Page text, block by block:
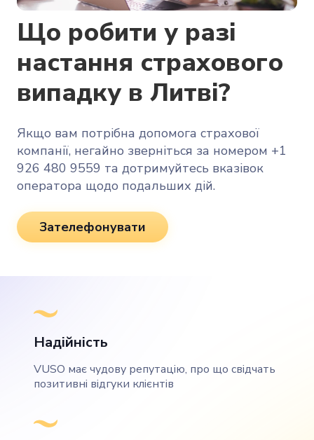
Що робити у разі
настання страхового
випадку в Литві?
Якщо вам потрібна допомога страхової
компанії, негайно зверніться за номером +1
926 480 9559 та дотримуйтесь вказівок
оператора щодо подальших дій.
Зателефонувати
Надійність
VUSO має чудову репутацію, про що свідчать
позитивні відгуки клієнтів